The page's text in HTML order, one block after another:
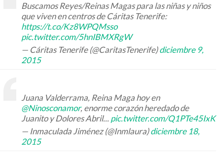
Buscamos Reyes/Reinas Magas para las niñas y niños
que viven en centros de Cáritas Tenerife:
https://t.co/Kz8WPQMsso
pic.twitter.com/5hnIBMXRgW
— Cáritas Tenerife (@CaritasTenerife)diciembre 9,
2015
Juana Valderrama, Reina Maga hoy en
@Ninosconamor, enorme corazón heredado de
Juanito y Dolores Abril... pic.twitter.com/Q1PTe45IxK
— Inmaculada Jiménez (@Inmlaura)diciembre 18,
2015